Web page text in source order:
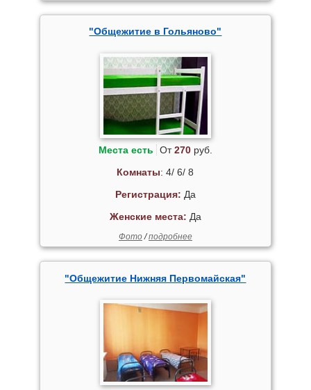
"Общежитие в Гольяново"
Места есть От270руб.
Комнаты: 4/ 6/ 8
Регистрация: Да
Женские места: Да
Фото/подробнее
"Общежитие Нижняя Первомайская"